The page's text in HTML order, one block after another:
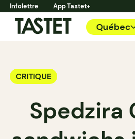
Infolettre App Tastet+
Québec
CRITIQUE
Spedzira